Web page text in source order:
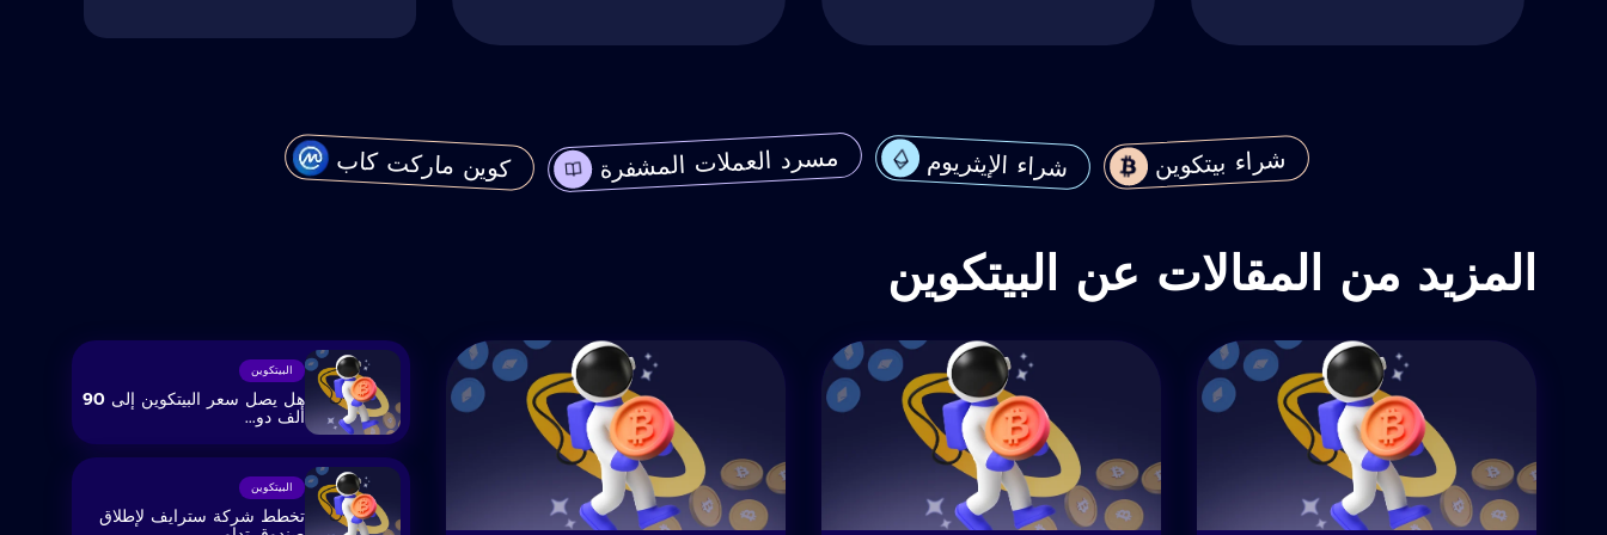
شراء بيتكوين شراء الإيثريوم مسرد العملات المشفرة كوين ماركت كاب
المزيد من المقالات عن البيتكوين
البيتكوين
هل يصل سعر البيتكوين إلى 90
ألف دو...
البيتكوين
تخطط شركة سترايف لإطلاق